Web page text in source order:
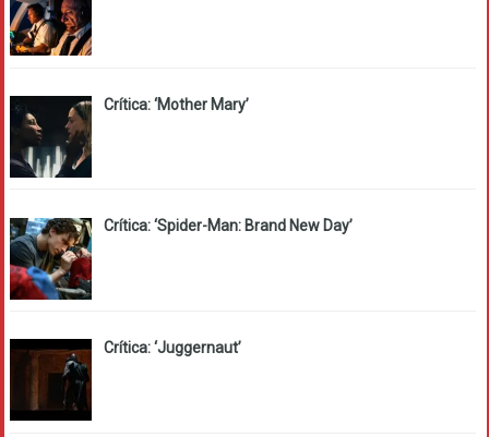
Crítica: ‘Mother Mary’
Crítica: ‘Spider-Man: Brand New Day’
Crítica: ‘Juggernaut’